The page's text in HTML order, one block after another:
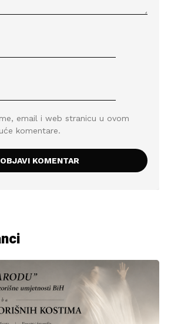
email i web stranicu u ovom
komentare.